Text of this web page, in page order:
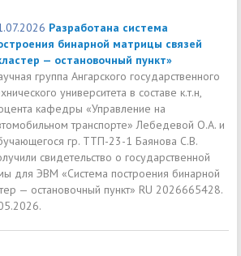
Разработана система
бинарной матрицы связей
— остановочный пункт»
группа Ангарского государственного
университета в составе к.т.н,
кафедры «Управление на
транспорте» Лебедевой О.А. и
гр. ТТП-23-1 Баянова С.В.
свидетельство о государственной
для ЭВМ «Система построения бинарной
— остановочный пункт» RU 2026665428.